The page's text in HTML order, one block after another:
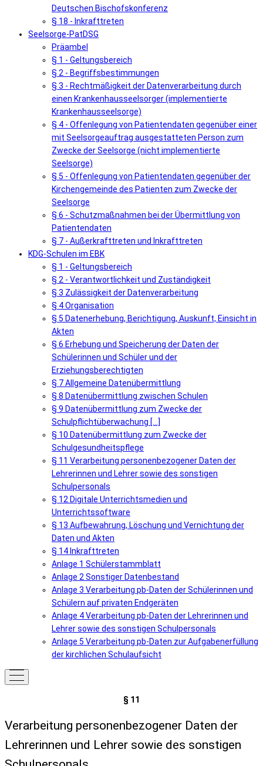
Deutschen Bischofskonferenz
§ 18 - Inkrafttreten
Seelsorge-PatDSG
Präambel
§ 1 - Geltungsbereich
§ 2 - Begriffsbestimmungen
§ 3 - Rechtmäßigkeit der Datenverarbeitung durch
einen Krankenhausseelsorger (implementierte
Krankenhausseelsorge)
§ 4 - Offenlegung von Patientendaten gegenüber einer
mit Seelsorgeauftrag ausgestatteten Person zum
Zwecke der Seelsorge (nicht implementierte
Seelsorge)
§ 5 - Offenlegung von Patientendaten gegenüber der
Kirchengemeinde des Patienten zum Zwecke der
Seelsorge
§ 6 - Schutzmaßnahmen bei der Übermittlung von
Patientendaten
§ 7 - Außerkrafttreten und Inkrafttreten
KDG-Schulen im EBK
§ 1 - Geltungsbereich
§ 2 - Verantwortlichkeit und Zuständigkeit
§ 3 Zulässigkeit der Datenverarbeitung
§ 4 Organisation
§ 5 Datenerhebung, Berichtigung, Auskunft, Einsicht in
Akten
§ 6 Erhebung und Speicherung der Daten der
Schülerinnen und Schüler und der
Erziehungsberechtigten
§ 7 Allgemeine Datenübermittlung
§ 8 Datenübermittlung zwischen Schulen
§ 9 Datenübermittlung zum Zwecke der
Schulpflichtüberwachung [...]
§ 10 Datenübermittlung zum Zwecke der
Schulgesundheitspflege
§ 11 Verarbeitung personenbezogener Daten der
Lehrerinnen und Lehrer sowie des sonstigen
Schulpersonals
§ 12 Digitale Unterrichtsmedien und
Unterrichtssoftware
§ 13 Aufbewahrung, Löschung und Vernichtung der
Daten und Akten
§ 14 Inkrafttreten
Anlage 1 Schülerstammblatt
Anlage 2 Sonstiger Datenbestand
Anlage 3 Verarbeitung pb-Daten der Schülerinnen und
Schülern auf privaten Endgeräten
Anlage 4 Verarbeitung pb-Daten der Lehrerinnen und
Lehrer sowie des sonstigen Schulpersonals
Anlage 5 Verarbeitung pb-Daten zur Aufgabenerfüllung
der kirchlichen Schulaufsicht
§ 11
Verarbeitung personenbezogener Daten der
Lehrerinnen und Lehrer sowie des sonstigen